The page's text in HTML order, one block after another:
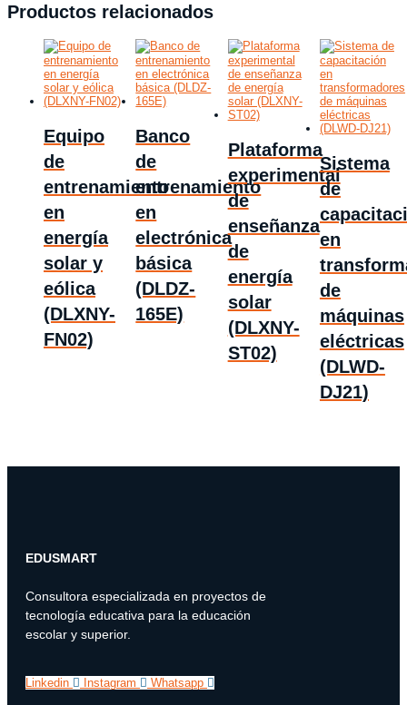
Productos relacionados
Equipo
de
entrenamiento
en
energía
solar y
eólica
(DLXNY-
FN02)
Banco
de
entrenamiento
en
electrónica
básica
(DLDZ-
165E)
Plataforma
experimental
de
enseñanza
de
energía
solar
(DLXNY-
ST02)
Sistema
de
en
de
máquinas
eléctricas
(DLWD-
DJ21)
EDUSMART
Consultora especializada en proyectos de
tecnología educativa para la educación
escolar y superior.
Linkedin Instagram Whatsapp